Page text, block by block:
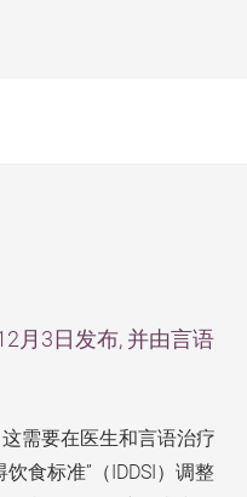
月3日发布, 并由言语
需要在医生和言语治疗
食标准”（IDDSI）调整